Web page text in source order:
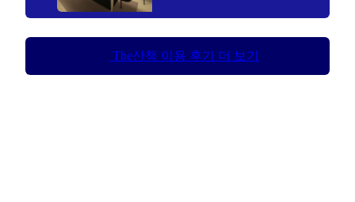
The산책 이용 후기 더 보기